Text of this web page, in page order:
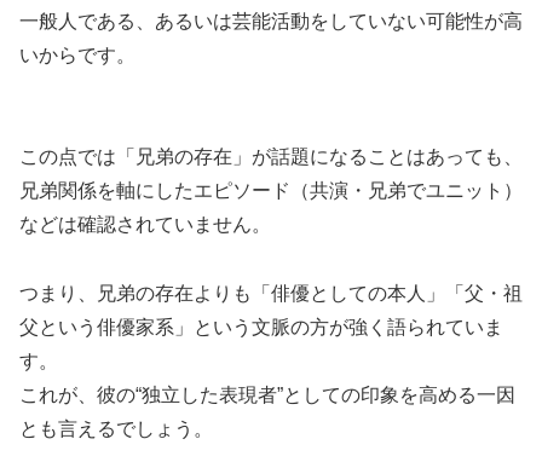
一般人である、あるいは芸能活動をしていない可能性が高
いからです。
この点では「兄弟の存在」が話題になることはあっても、
兄弟関係を軸にしたエピソード（共演・兄弟でユニット）
などは確認されていません。
つまり、兄弟の存在よりも「俳優としての本人」「父・祖
父という俳優家系」という文脈の方が強く語られていま
す。
これが、彼の“独立した表現者”としての印象を高める一因
とも言えるでしょう。